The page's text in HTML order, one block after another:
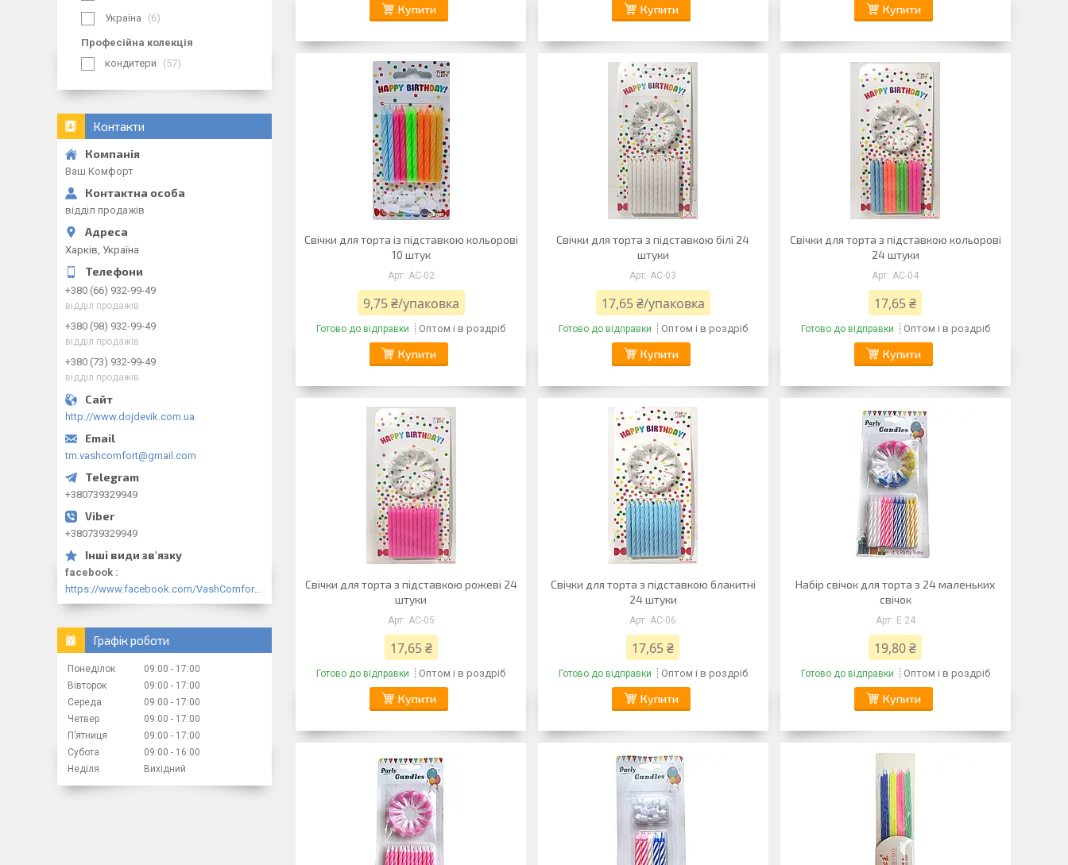
Купити Купити Купити
Свічки для торта із підставкою кольорові
10 штук
AC-02
9,75 ₴/упаковка
Готово до відправки Оптом і в роздріб
Купити
Свічки для торта з підставкою білі 24
штуки
AC-03
17,65 ₴/упаковка
Готово до відправки Оптом і в роздріб
Купити
Свічки для торта з підставкою кольорові
24 штуки
AC-04
17,65 ₴
Готово до відправки Оптом і в роздріб
Купити
Свічки для торта з підставкою рожеві 24
штуки
AC-05
17,65 ₴
Готово до відправки Оптом і в роздріб
Купити
Свічки для торта з підставкою блакитні
24 штуки
AC-06
17,65 ₴
Готово до відправки Оптом і в роздріб
Купити
Набір свічок для торта з 24 маленьких
свічок
E 24
19,80 ₴
Готово до відправки Оптом і в роздріб
Купити
Україна 6
Професійна колекція
кондитери
57
Контакти
Ваш Комфорт
відділ продажів
Харків, Україна
+380 (66) 932-99-49
відділ продажів
+380 (98) 932-99-49
відділ продажів
+380 (73) 932-99-49
відділ продажів
http://www.dojdevik.com.ua
tm.vashcomfort@gmail.com
+380739329949
+380739329949
facebook
https://www.facebook.com/VashComfort.ua/
Графік роботи
Понеділок 09:00
17:00
Вівторок
09:00
17:00
Середа
09:00
17:00
Четвер
09:00
17:00
Пʼятниця
09:00
17:00
Субота
09:00
16:00
Неділя
Вихідний